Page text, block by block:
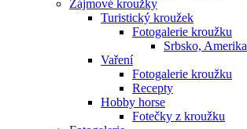
Zájmové kroužky
Turistický kroužek
Fotogalerie kroužku
Srbsko, Amerika
Vaření
Fotogalerie kroužku
Recepty
Hobby horse
Fotečky z kroužku